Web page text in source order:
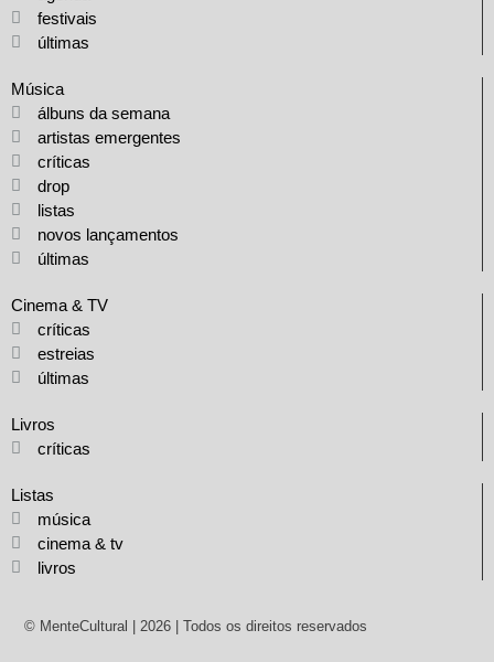
festivais
últimas
Música
álbuns da semana
artistas emergentes
críticas
drop
listas
novos lançamentos
últimas
Cinema & TV
críticas
estreias
últimas
Livros
críticas
Listas
música
cinema & tv
livros
© MenteCultural | 2026 | Todos os direitos reservados